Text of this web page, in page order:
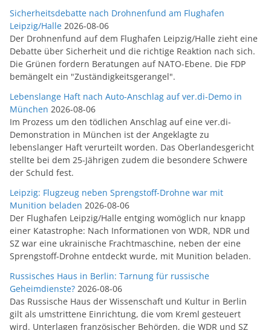
Sicherheitsdebatte nach Drohnenfund am Flughafen
Leipzig/Halle 2026-08-06
Der Drohnenfund auf dem Flughafen Leipzig/Halle zieht eine
Debatte über Sicherheit und die richtige Reaktion nach sich.
Die Grünen fordern Beratungen auf NATO-Ebene. Die FDP
bemängelt ein "Zuständigkeitsgerangel".
Lebenslange Haft nach Auto-Anschlag auf ver.di-Demo in
München 2026-08-06
Im Prozess um den tödlichen Anschlag auf eine ver.di-
Demonstration in München ist der Angeklagte zu
lebenslanger Haft verurteilt worden. Das Oberlandesgericht
stellte bei dem 25-Jährigen zudem die besondere Schwere
der Schuld fest.
Leipzig: Flugzeug neben Sprengstoff-Drohne war mit
Munition beladen 2026-08-06
Der Flughafen Leipzig/Halle entging womöglich nur knapp
einer Katastrophe: Nach Informationen von WDR, NDR und
SZ war eine ukrainische Frachtmaschine, neben der eine
Sprengstoff-Drohne entdeckt wurde, mit Munition beladen.
Russisches Haus in Berlin: Tarnung für russische
Geheimdienste? 2026-08-06
Das Russische Haus der Wissenschaft und Kultur in Berlin
gilt als umstrittene Einrichtung, die vom Kreml gesteuert
wird. Unterlagen französischer Behörden, die WDR und SZ